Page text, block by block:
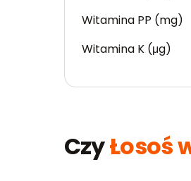
Witamina PP (mg)
Witamina K (μg)
CzyŁosoś